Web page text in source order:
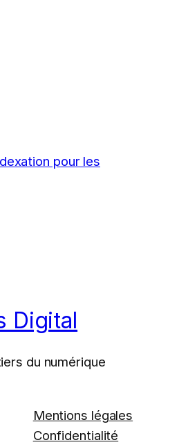
pour les
Digital
du numérique
Mentions légales
Confidentialité